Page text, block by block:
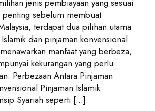
jenis pembiayaan yang sesuai
penting sebelum membuat
terdapat dua pilihan utama
dan pinjaman konvensional.
manfaat yang berbeza,
kekurangan yang perlu
Perbezaan Antara Pinjaman
Pinjaman Islamik
Syariah seperti […]